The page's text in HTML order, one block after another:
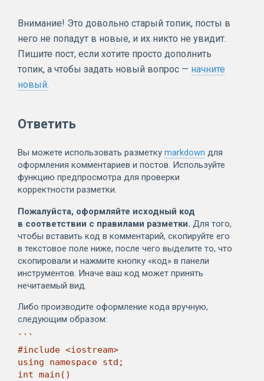
Внимание! Это довольно старый топик, посты в
него не попадут в новые, и их никто не увидит.
Пишите пост, если хотите просто дополнить
топик, а чтобы задать новый вопрос — начните
новый.
Ответить
Вы можете использовать разметку markdown для
оформления комментариев и постов. Используйте
функцию предпросмотра для проверки
корректности разметки.
Пожалуйста, оформляйте исходный код
в соответствии с правилами разметки. Для того,
чтобы вставить код в комментарий, скопируйте его
в текстовое поле ниже, после чего выделите то, что
скопировали и нажмите кнопку «код» в панели
инструментов. Иначе ваш код может принять
нечитаемый вид.
Либо производите оформление кода вручную,
следующим образом:
```
#include <iostream>
using namespace std;
int main()